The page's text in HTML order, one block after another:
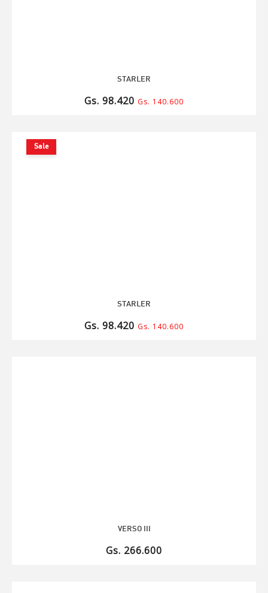
STARLER
Gs. 98.420 Gs. 140.600
Sale
STARLER
Gs. 98.420 Gs. 140.600
VERSO III
Gs. 266.600